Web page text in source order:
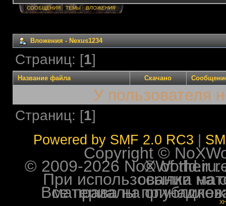
СООБЩЕНИЯ ТЕМЫ ВЛОЖЕНИЯ
Вложения - Nexus1234
Страниц: [1]
Название файла Скачано
У пользователя
Страниц: [1]
Powered by SMF 2.0 RC3
Copyright ©
© 2009-2026 NoXWorld.ru. All
При использовании
Все права на опубликованные на форуме